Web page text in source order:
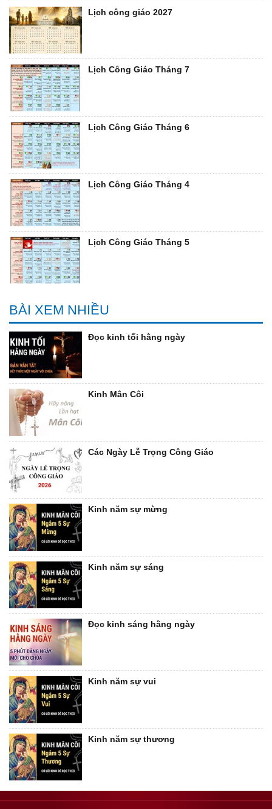
Lịch công giáo 2027
Lịch Công Giáo Tháng 7
Lịch Công Giáo Tháng 6
Lịch Công Giáo Tháng 4
Lịch Công Giáo Tháng 5
BÀI XEM NHIỀU
Đọc kinh tối hằng ngày
Kinh Mân Côi
Các Ngày Lễ Trọng Công Giáo
Kinh năm sự mừng
Kinh năm sự sáng
Đọc kinh sáng hằng ngày
Kinh năm sự vui
Kinh năm sự thương